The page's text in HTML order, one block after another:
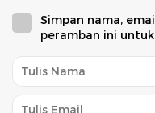
Simpan nama,
peramban ini